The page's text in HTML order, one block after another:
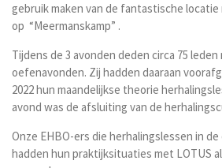
gebruik maken van de fantastische
op “Meermanskamp” .
Tijdens de 3 avonden deden circa 75 leden
oefenavonden. Zij hadden daaraan
2022 hun maandelijkse theorie
avond was de afsluiting van de
Onze EHBO-ers die herhalingslessen in
hadden hun praktijksituaties met LOTUS